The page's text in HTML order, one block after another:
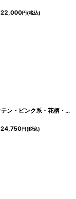
22,000円(税込)
[ERUKEI]サテン・ピンク系・花柄・プリント・ノースリーブ・Aライン・ハイウエスト・ロングドレス[黒木麗奈着用]《送料＆代引き手数料無料》
24,750円(税込)